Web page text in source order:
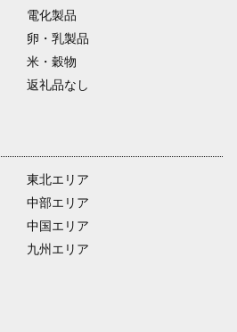
電化製品
卵・乳製品
米・穀物
返礼品なし
東北エリア
中部エリア
中国エリア
九州エリア